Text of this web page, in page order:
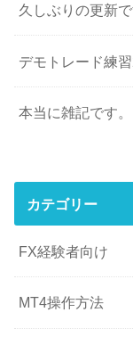
久しぶりの更新で
デモトレード練
本当に雑記です。
カテゴリー
FX経験者向け
MT4操作方法